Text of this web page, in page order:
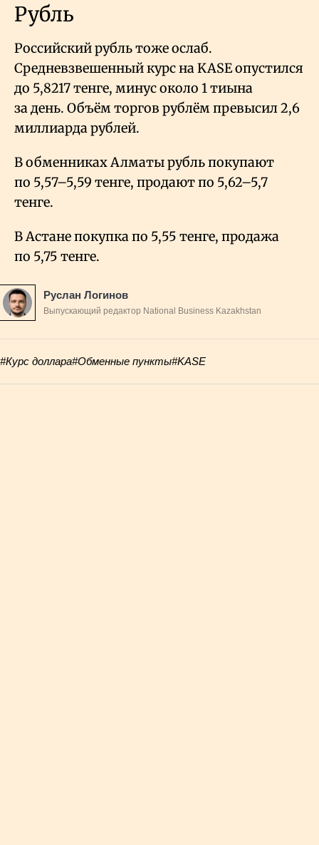
Рубль
Российский рубль тоже ослаб.
Средневзвешенный курс на KASE опустился
до 5,8217 тенге, минус около 1 тиына
за день. Объём торгов рублём превысил 2,6
миллиарда рублей.
В обменниках Алматы рубль покупают
по 5,57–5,59 тенге, продают по 5,62–5,7
тенге.
В Астане покупка по 5,55 тенге, продажа
по 5,75 тенге.
Руслан Логинов
Выпускающий редактор National Business Kazakhstan
#Курс доллара#Обменные пункты#KASE